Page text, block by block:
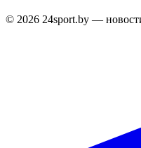
© 2026 24sport.by —